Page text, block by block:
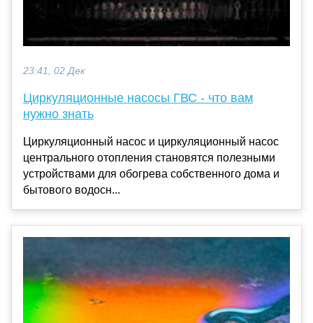
23:41, 02 Дек
Циркуляционные насосы ГВС - что вам
нужно знать
Циркуляционный насос и циркуляционный насос
центрального отопления становятся полезными
устройствами для обогрева собственного дома и
бытового водосн...